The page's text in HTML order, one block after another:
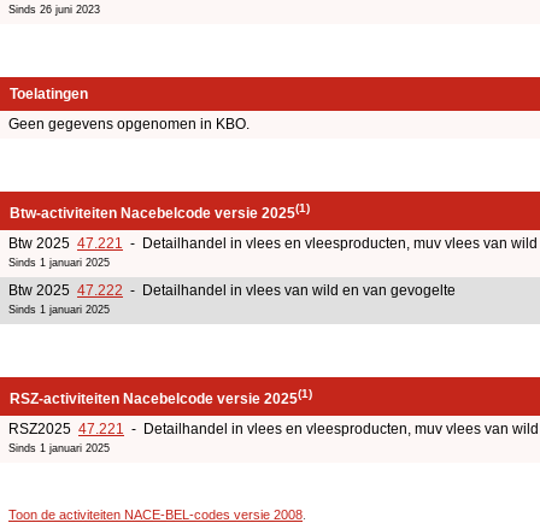
Sinds 26 juni 2023
Toelatingen
Geen gegevens opgenomen in KBO.
Btw-activiteiten Nacebelcode versie 2025(1)
Btw 2025 47.221 - Detailhandel in vlees en vleesproducten, muv vlees van
Sinds 1 januari 2025
Btw 2025 47.222 - Detailhandel in vlees van wild en van gevogelte
Sinds 1 januari 2025
RSZ-activiteiten Nacebelcode versie 2025(1)
RSZ2025 47.221 - Detailhandel in vlees en vleesproducten, muv vlees van
Sinds 1 januari 2025
Toon de activiteiten NACE-BEL-codes versie 2008